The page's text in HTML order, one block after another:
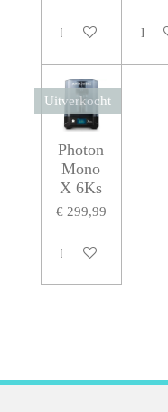
Houd mij op de
Uitverkocht
Photon
Mono
X 6Ks
€ 299,99
Houd mij op de